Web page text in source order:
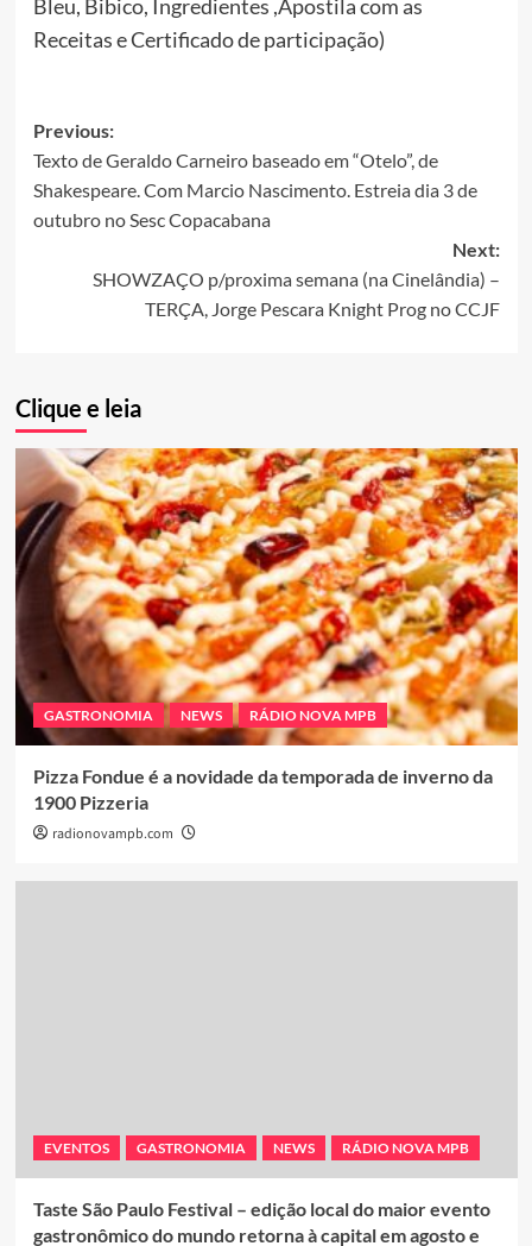
Bleu, Bibico, Ingredientes ,Apostila com as
Receitas e Certificado de participação)
Post
navigation
Previous:
Texto de Geraldo Carneiro baseado em “Otelo”, de
Shakespeare. Com Marcio Nascimento. Estreia dia 3 de
outubro no Sesc Copacabana
Next:
SHOWZAÇO p/proxima semana (na Cinelândia) –
TERÇA, Jorge Pescara Knight Prog no CCJF
Clique e leia
GASTRONOMIA NEWS RÁDIO NOVA MPB
Pizza Fondue é a novidade da temporada de inverno da
1900 Pizzeria
radionovampb.com
EVENTOS GASTRONOMIA NEWS RÁDIO NOVA MPB
Taste São Paulo Festival – edição local do maior evento
gastronômico do mundo retorna à capital em agosto e